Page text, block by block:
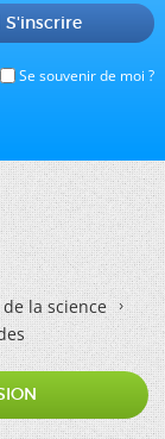
Se souvenir de moi ?
S'inscrire
la science